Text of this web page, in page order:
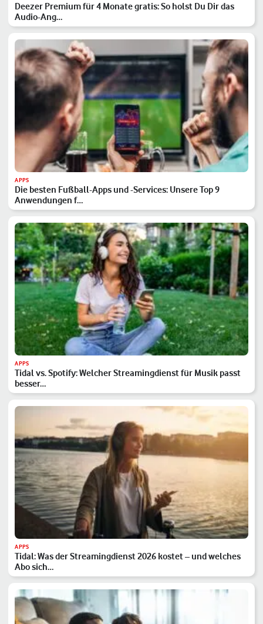
Deezer Premium für 4 Monate gratis: So holst Du Dir das
Audio-Ang…
APPS
Die besten Fußball-Apps und -Services: Unsere Top 9
Anwendungen f…
APPS
Tidal vs. Spotify: Welcher Streamingdienst für Musik passt
besser…
APPS
Tidal: Was der Streamingdienst 2026 kostet – und welches
Abo sich…